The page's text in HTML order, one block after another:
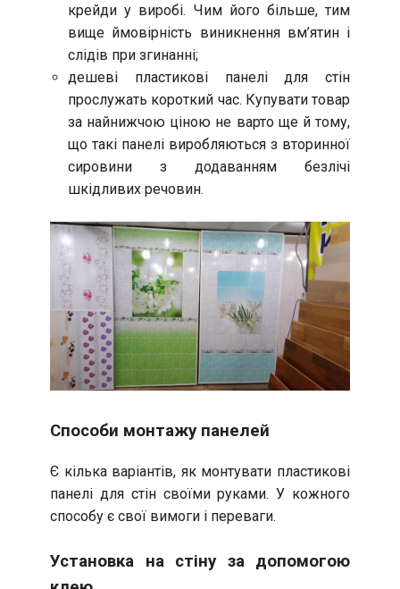
крейди у виробі. Чим його більше, тим
вище ймовірність виникнення вм’ятин і
слідів при згинанні;
дешеві пластикові панелі для стін
прослужать короткий час. Купувати товар
за найнижчою ціною не варто ще й тому,
що такі панелі виробляються з вторинної
сировини з додаванням безлічі
шкідливих речовин.
Способи монтажу панелей
Є кілька варіантів, як монтувати пластикові
панелі для стін своїми руками. У кожного
способу є свої вимоги і переваги.
Установка на стіну за допомогою